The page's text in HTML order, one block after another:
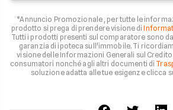
*Annuncio Promozionale , per tutte le
prodotto si prega di prendere visione di
Tutti i prodotti presenti sul comparatore sono
garanzia di ipoteca sull'immobile. Ti
visione delle Informazioni Generali sul
consumatori nonché agli altri documenti di
soluzione adatta alle tue esigenze clicca